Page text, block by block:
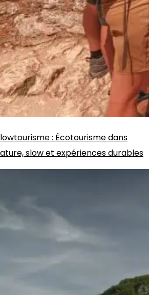
: Écotourisme dans
slow et expériences durables